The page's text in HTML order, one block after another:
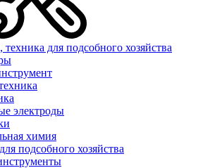
техника для подсобного хозяйства
электроды
химия
подсобного хозяйства